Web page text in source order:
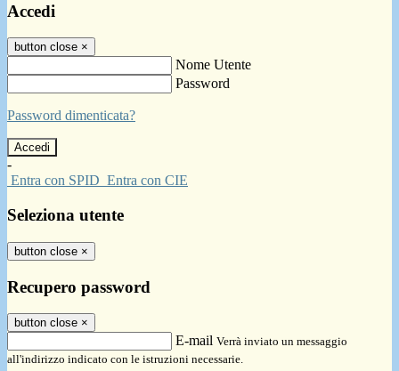
Accedi
button close ×
Nome Utente
Password
Password dimenticata?
-
Entra con SPID Entra con CIE
Seleziona utente
button close ×
Recupero password
button close ×
E-mail Verrà inviato un messaggio
all'indirizzo indicato con le istruzioni necessarie.